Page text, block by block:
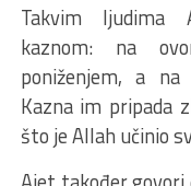
Takvim ljudima
kaznom: na
poniženjem, a
Kazna im pripada
što je Allah učinio